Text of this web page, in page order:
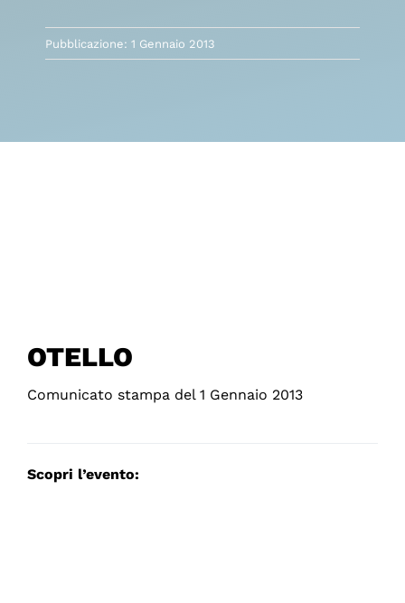
Pubblicazione: 1 Gennaio 2013
OTELLO
Comunicato stampa del 1 Gennaio 2013
Scopri l’evento: